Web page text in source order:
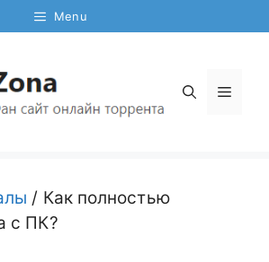
Menu
Меню
/ Как полностью
с ПК?